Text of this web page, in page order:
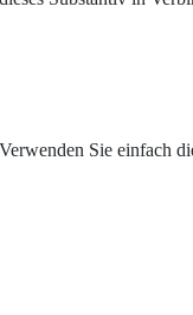
Sie einfach